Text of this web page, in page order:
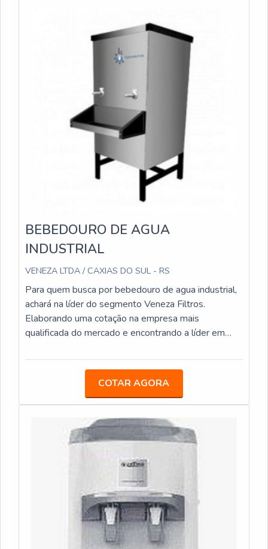
BEBEDOURO DE AGUA
INDUSTRIAL
VENEZA LTDA / CAXIAS DO SUL - RS
Para quem busca por bebedouro de agua industrial,
achará na líder do segmento Veneza Filtros.
Elaborando uma cotação na empresa mais
qualificada do mercado e encontrando a líder em
BEBEDOURO DE AGUA INDUSTRIALQuem quer
empresa altamente qualificada, encontra o site da
Veneza Filtros. A empresa trabalha com purificador
de água IBBL FR600 Speciale e mangueiras
atóxicas, oferecendo o que há de melhor no
mercado para cada cliente.Sem perder o foco em
bebedouro de agua industrial, deve-se ter a
exatidão em orçar com empresas que prezam por
produtos e serviços que tenham ótima qualidade e
precisão, pontos importantes que ficam de fora no
planejamento de empresas que visam apenas o
lucro, deixando a desejar nos outros fatores.É
COTAR AGORA